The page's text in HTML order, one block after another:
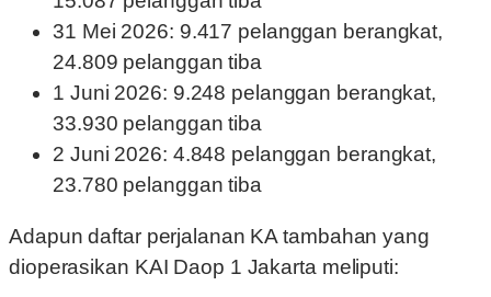
31 Mei 2026: 9.417 pelanggan berangkat,
24.809 pelanggan tiba
1 Juni 2026: 9.248 pelanggan berangkat,
33.930 pelanggan tiba
2 Juni 2026: 4.848 pelanggan berangkat,
23.780 pelanggan tiba
Adapun daftar perjalanan KA tambahan yang
dioperasikan KAI Daop 1 Jakarta meliputi: